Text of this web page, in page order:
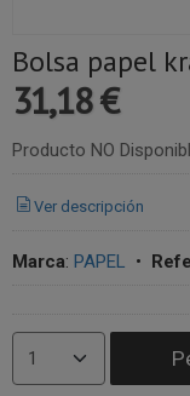
Bolsa papel
31,18 €
Producto NO
Ver descripción
Marca: PAPEL •